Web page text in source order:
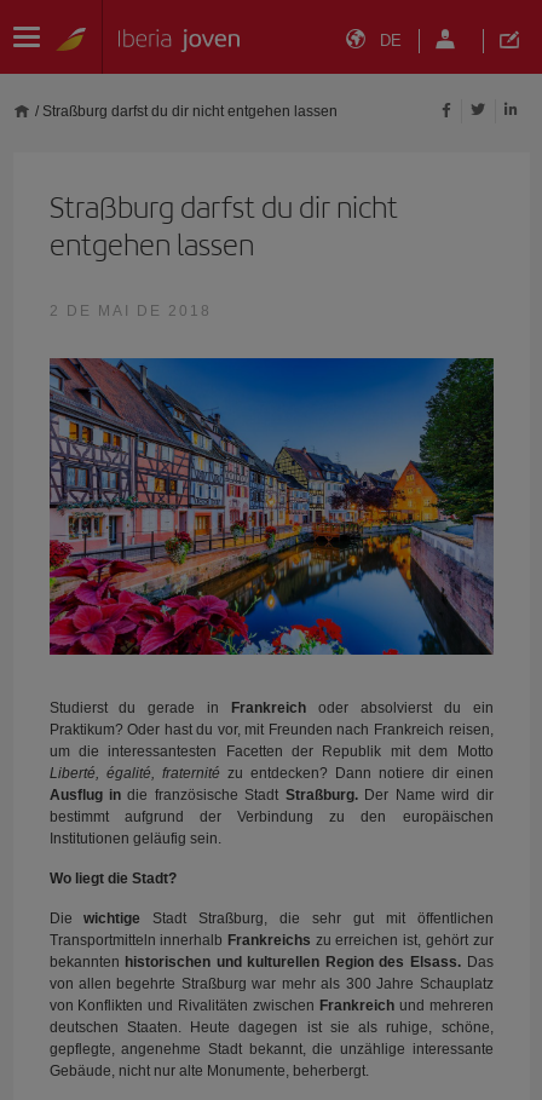
DE
/ Straßburg darfst du dir nicht entgehen lassen
Straßburg darfst du dir nicht
entgehen lassen
2 DE MAI DE 2018
Studierst du gerade in Frankreich oder absolvierst du ein
Praktikum? Oder hast du vor, mit Freunden nach Frankreich reisen,
um die interessantesten Facetten der Republik mit dem Motto
Liberté, égalité, fraternité zu entdecken? Dann notiere dir einen
Ausflug indie französische Stadt Straßburg.Der Name wird dir
bestimmt aufgrund der Verbindung zu den europäischen
Institutionen geläufig sein.
Wo liegt die Stadt?
Diewichtige Stadt Straßburg,
die sehr gut mit öffentlichen
Transportmitteln innerhalb Frankreichs zu erreichen ist, gehört zur
bekannten historischen und kulturellen Region des Elsass.Das
von allen begehrte Straßburg war mehr als 300 Jahre Schauplatz
von Konflikten und Rivalitäten zwischen Frankreichund mehreren
deutschen Staaten. Heute dagegen ist sie als ruhige, schöne,
gepflegte, angenehme Stadt bekannt, die unzählige interessante
Gebäude, nicht nur alte Monumente, beherbergt.